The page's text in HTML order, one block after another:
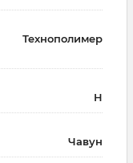
Технополимер
H
Чавун